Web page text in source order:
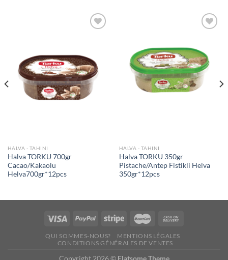
souhaits
HALVA - TAHINI
Halva TORKU 700gr
Cacao/Kakaolu
Helva700gr*12pcs
de
souhaits
HALVA - TAHINI
Halva TORKU 350gr
Pistache/Antep Fistikli Helva
350gr*12pcs
QUI SOMMES-NOUS?
MENTIONS LÉGALES
CONDITIONS GÉNÉRALES DE VENTES